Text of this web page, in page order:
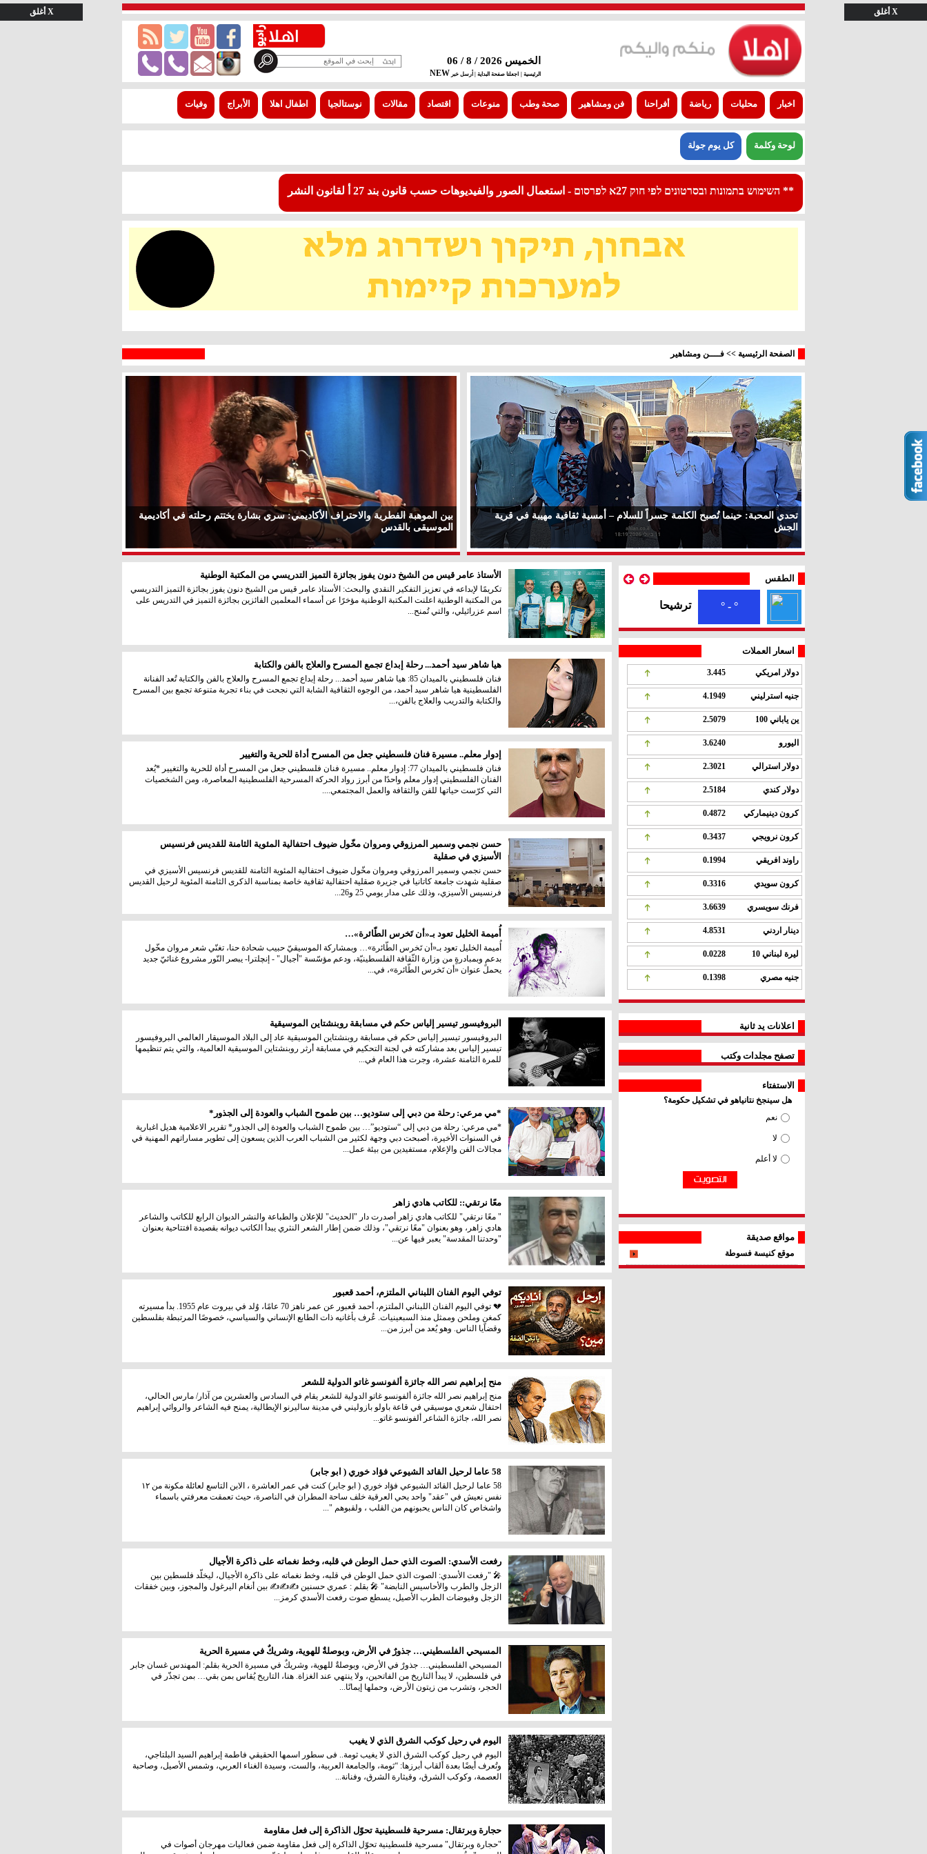
X أغلق X أغلق
الخميس 2026 / 8 / 06
الرئيسية | اجعلنا صفحة البداية | أرسل خبر NEW
اخبار محليات رياضة أفراحنا فن ومشاهير صحة وطب منوعات اقتصاد مقالات نوستالجيا اطفال اهلا الأبراج وفيات
لوحة وكلمة كل يوم جولة
** השימוש בתמונות ובסרטונים לפי חוק 27א לפרסום - استعمال الصور والفيديوهات حسب قانون بند 27 أ لقانون النشر
الصفحة الرئيسية >> فــــن ومشاهير
تحدي المحبة: حينما تُصبح الكلمة جسراً للسلام – أمسية ثقافية مهيبة في قرية
الجش
بين الموهبة الفطرية والاحتراف الأكاديمي: سري بشارة يختتم رحلته في أكاديمية
الموسيقى بالقدس
الطقس
° - ° ترشيحا ° - ° معليا ° - ° بئر السبع ° - °
اسعار العملات
دولار امريكي 3.445
جنيه استرليني 4.1949
ين ياباني 100 2.5079
اليورو 3.6240
دولار استرالي 2.3021
دولار كندي 2.5184
كرون دينيماركي 0.4872
كرون نرويجي 0.3437
راوند افريقي 0.1994
كرون سويدي 0.3316
فرنك سويسري 3.6639
دينار اردني 4.8531
ليرة لبناني 10 0.0228
جنيه مصري 0.1398
اعلانات يد ثانية
تصفح مجلدات وكتب
الاستفتاء
مواقع صديقة
موقع كنيسة فسوطة
الأستاذ عامر قيس من الشيخ دنون يفوز بجائزة التميز التدريسي من المكتبة الوطنية
تكريمًا لإبداعه في تعزيز التفكير النقدي والبحث: الأستاذ عامر قيس من الشيخ دنون يفوز بجائزة التميز التدريسي
من المكتبة الوطنية اعلنت المكتبة الوطنية مؤخرًا عن أسماء المعلمين الفائزين بجائزة التميز في التدريس على
اسم عزرائيلي، والتي تُمنح...
هيا شاهر سيد أحمد... رحلة إبداع تجمع المسرح والعلاج بالفن والكتابة
فنان فلسطيني بالميدان 85: هيا شاهر سيد أحمد... رحلة إبداع تجمع المسرح والعلاج بالفن والكتابة تُعد الفنانة
الفلسطينية هيا شاهر سيد أحمد، من الوجوه الثقافية الشابة التي نجحت في بناء تجربة متنوعة تجمع بين المسرح
والكتابة والتدريب والعلاج بالفن،...
إدوار معلم.. مسيرة فنان فلسطيني جعل من المسرح أداة للحرية والتغيير
فنان فلسطيني بالميدان 77: إدوار معلم.. مسيرة فنان فلسطيني جعل من المسرح أداة للحرية والتغيير *يُعد
الفنان الفلسطيني إدوار معلم واحدًا من أبرز رواد الحركة المسرحية الفلسطينية المعاصرة، ومن الشخصيات
التي كرّست حياتها للفن والثقافة والعمل المجتمعي....
حسن نجمي وسمير المرزوقي ومروان مخّول ضيوف احتفالية المئوية الثامنة للقديس فرنسيس
الأسيزي في صقلية
حسن نجمي وسمير المرزوقي ومروان مخّول ضيوف احتفالية المئوية الثامنة للقديس فرنسيس الأسيزي في
صقلية شهدت جامعة كاتانيا في جزيرة صقلية احتفالية ثقافية خاصة بمناسبة الذكرى الثامنة المئوية لرحيل القديس
فرنسيس الأسيزي، وذلك على مدار يومي 25 و26...
أُميمة الخليل تعود بـ«أن تَخرس الطّائرة»…
أُميمة الخليل تعود بـ«أن تَخرس الطّائرة»… وبمشاركة الموسيقيّ حبيب شحادة حنا، تغنّي شعر مروان مخّول
بدعمٍ وبمبادرةٍ من وزارة الثّقافة الفلسطينيّة، ودعم مؤسّسة "أجيال" - إنچلترا- يبصر النّور مشروع غنائيّ جديد
يحمل عنوان «أن تَخرس الطّائرة»، في...
البروفيسور تيسير إلياس حكم في مسابقة روبنشتاين الموسيقية
البروفيسور تيسير إلياس حكم في مسابقة روبنشتاين الموسيقية عاد إلى البلاد الموسيقار العالمي البروفيسور
تيسير إلياس بعد مشاركته في لجنة التحكيم في مسابقة أرثر روبنشتاين الموسيقية العالمية، والتي يتم تنظيمها
للمرة الثامنة عشرة، وجرت هذا العام في...
*مي مرعي: رحلة من دبي إلى ستوديو… بين طموح الشباب والعودة إلى الجذور*
*مي مرعي: رحلة من دبي إلى “ستوديو”… بين طموح الشباب والعودة إلى الجذور* تقرير الاعلامية هديل اغبارية
في السنوات الأخيرة، أصبحت دبي وجهة لكثير من الشباب العرب الذين يسعون إلى تطوير مساراتهم المهنية في
مجالات الفن والإعلام، مستفيدين من بيئة عمل...
معًا نرتقي:: للكاتب هادي زاهر
" معًا نرتقي" للكاتب هادي زاهر أصدرت دار "الحديث" للإعلان والطباعة والنشر الديوان الرابع للكاتب والشاعر
هادي زاهر، وهو بعنوان "معًا نرتقي"، وذلك ضمن إطار الشعر النثري يبدأ الكاتب ديوانه بقصيدة افتتاحية بعنوان
"وحدتنا المقدسة" يعبر فيها عن...
توفي اليوم الفنان اللبناني الملتزم، أحمد قعبور
💔 توفي اليوم الفنان اللبناني الملتزم، أحمد قعبور عن عمر ناهز 70 عامًا، وُلد في بيروت عام 1955. بدأ مسيرته
كمغنٍ وملحن وممثل منذ السبعينيات. عُرف بأغانيه ذات الطابع الإنساني والسياسي، خصوصًا المرتبطة بفلسطين
وقضايا الناس. وهو يُعد من أبرز من...
منح إبراهيم نصر الله جائزة ألفونسو غاتو الدولية للشعر
منح إبراهيم نصر الله جائزة ألفونسو غاتو الدولية للشعر يقام في السادس والعشرين من آذار/ مارس الحالي،
احتفال شعري موسيقي في قاعة باولو بازوليني في مدينة ساليرنو الإيطالية، يمنح فيه الشاعر والروائي إبراهيم
نصر الله، جائزة الشاعر ألفونسو غاتو...
58 عاما لرحيل القائد الشيوعي فؤاد خوري ( ابو جابر)
58 عاما لرحيل القائد الشيوعي فؤاد خوري ( ابو جابر) كنت في عمر العاشرة ، الابن التاسع لعائلة مكونة من ١٢
نفس نعيش في "عقد" واحد بحي العرقية خلف ساحة المطران في الناصرة، حيث تعمقت معرفتي باسماء
واشخاص كان الناس يحبونهم من القلب ، ولقبوهم "...
رفعت الأسدي: الصوت الذي حمل الوطن في قلبه، وخط نغماته على ذاكرة الأجيال
🎤 "رفعت الأسدي: الصوت الذي حمل الوطن في قلبه، وخط نغماته على ذاكرة الأجيال، ليخلّد فلسطين بين
الزجل والطرب والأحاسيس النابضة" 🎤 بقلم : عمري حسنين ✍️✍️✍️ بين أنغام اليرغول والمجوز، وبين خفقات
الزجل وفيوضات الطرب الأصيل، يسطع صوت رفعت الأسدي كرمز...
المسيحي الفلسطيني… جذورٌ في الأرض، وبوصلةٌ للهوية، وشريكٌ في مسيرة الحرية
المسيحي الفلسطيني… جذورٌ في الأرض، وبوصلةٌ للهوية، وشريكٌ في مسيرة الحرية بقلم: المهندس غسان جابر
في فلسطين، لا يبدأ التاريخ من الفاتحين، ولا ينتهي عند الغزاة. هنا، التاريخ يُقاس بمن بقي… بمن تجذّر في
الحجر، وتشرب من زيتون الأرض، وحملها إيمانًا...
اليوم في رحيل كوكب الشرق الذي لا يغيب
اليوم في رحيل كوكب الشرق الذي لا يغيب ثومة.. فى سطور اسمها الحقيقي فاطمة إبراهيم السيد البلتاجي،
وتُعرف أيضًا بعدة ألقاب أبرزها: “ثومة، والجامعة العربية، والست، وسيدة الغناء العربي، وشمس الأصيل، وصاحبة
العصمة، وكوكب الشرق، وقيثارة الشرق، وفنانة...
حجارة وبرتقال: مسرحية فلسطينية تحوّل الذاكرة إلى فعل مقاومة
"حجارة وبرتقال" مسرحية فلسطينية تحوّل الذاكرة إلى فعل مقاومة ضمن فعاليات مهرجان أصوات في